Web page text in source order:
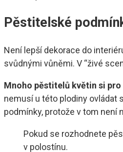
Pěstitelské
Není lepší dekorace do
svůdnými vůněmi. V “živé
Mnoho pěstitelů květin si
nemusí u této plodiny ovládat
podmínky, protože v tom není
Pokud se rozhodnete
v polostínu.